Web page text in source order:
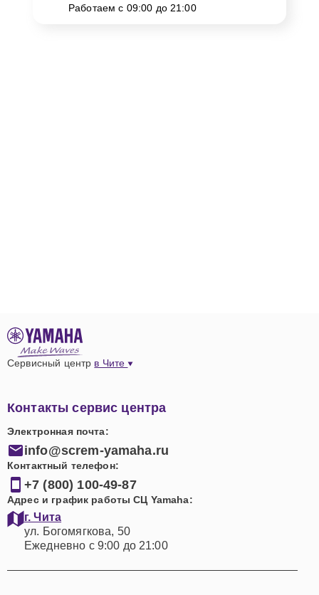
Работаем с 09:00 до 21:00
Сервисный центр в Чите
Контакты сервис центра
Электронная почта:
info@screm-yamaha.ru
Контактный телефон:
+7 (800) 100-49-87
Адрес и график работы СЦ Yamaha:
г. Чита
ул. Богомягкова, 50
Ежедневно с 9:00 до 21:00